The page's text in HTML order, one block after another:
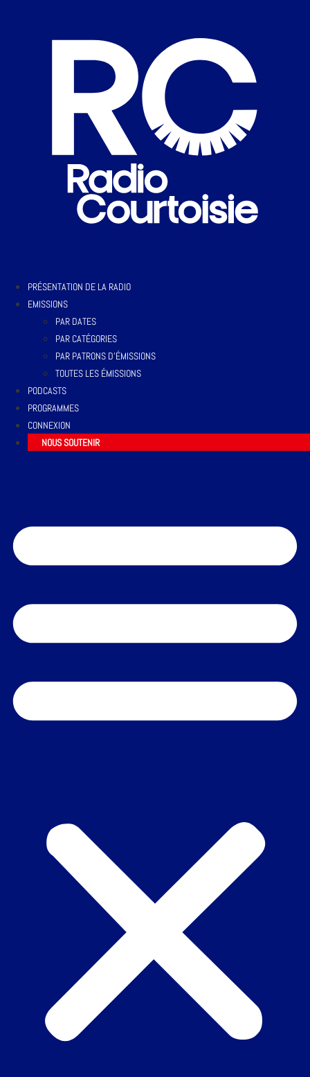
PRÉSENTATION DE LA RADIO
EMISSIONS
PAR DATES
PAR CATÉGORIES
PAR PATRONS D’ÉMISSIONS
TOUTES LES ÉMISSIONS
PODCASTS
PROGRAMMES
CONNEXION
NOUS SOUTENIR